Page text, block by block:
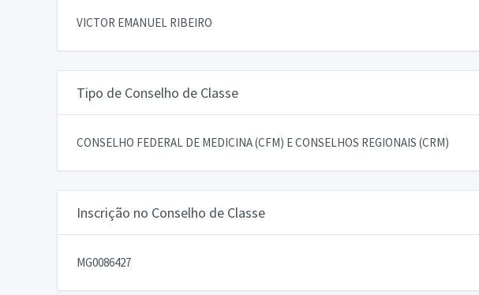
VICTOR EMANUEL RIBEIRO
Tipo de Conselho de Classe
CONSELHO FEDERAL DE MEDICINA (CFM) E CONSELHOS REGIONAIS (CRM)
Inscrição no Conselho de Classe
MG0086427